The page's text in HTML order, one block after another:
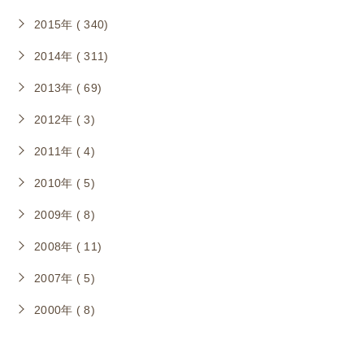
2015年 ( 340)
2014年 ( 311)
2013年 ( 69)
2012年 ( 3)
2011年 ( 4)
2010年 ( 5)
2009年 ( 8)
2008年 ( 11)
2007年 ( 5)
2000年 ( 8)